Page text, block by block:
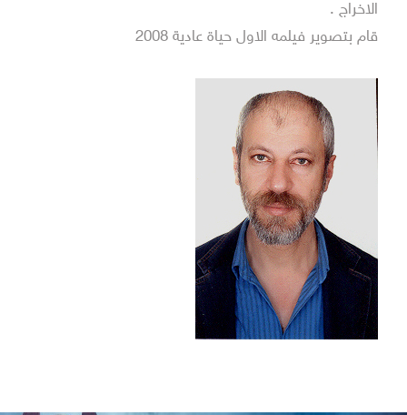
الاخراج .
قام بتصوير فيلمه الاول حياة عادية 2008